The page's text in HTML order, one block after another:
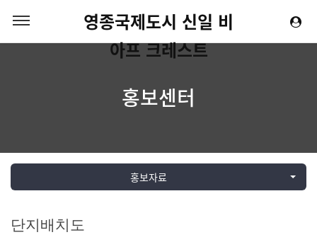
영종국제도시 신일 비
아프 크레스트
홍보센터
홍보자료
단지배치도